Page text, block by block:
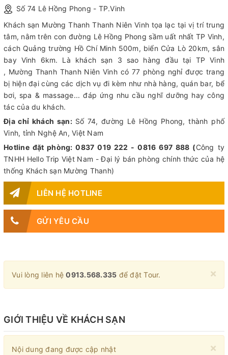
Số 74 Lê Hồng Phong - TP.Vinh
Khách sạn Mường Thanh Thanh Niên Vinh tọa lạc tại vị trí trung
tâm, nằm trên con đường Lê Hồng Phong sầm uất nhất TP Vinh,
cách Quảng trường Hồ Chí Minh 500m, biển Cửa Lò 20km, sân
bay Vinh 6km. Là khách sạn 3 sao hàng đầu tại TP Vinh
, Mường Thanh Thanh Niên Vinh có 77 phòng nghỉ được trang
bị hiện đại cùng các dịch vụ đi kèm như nhà hàng, quán bar, bể
bơi, spa & massage... đáp ứng nhu cầu nghĩ dưỡng hay công
tác của du khách.
Địa chỉ khách sạn: Số 74, đường Lê Hồng Phong, thành phố
Vinh, tỉnh Nghệ An, Việt Nam
Hotline đặt phòng: 0837 019 222 - 0816 697 888 (Công ty
TNHH Hello Trip Việt Nam - Đại lý bán phòng chính thức của hệ
thống Khách sạn Mường Thanh)
LIÊN HỆ HOTLINE
GỬI YÊU CẦU
×
Vui lòng liên hệ0913.568.335 để đặt Tour.
GIỚI THIỆU VỀ KHÁCH SẠN
×
Nội dung đang được cập nhật